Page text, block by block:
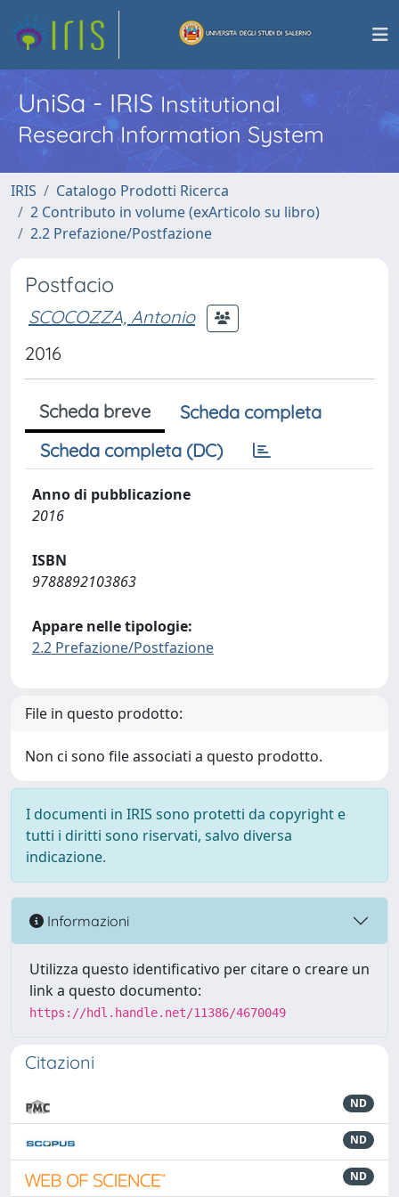
UniSa - IRISInstitutional
Research Information System
IRIS
Catalogo Prodotti Ricerca
2 Contributo in volume (exArticolo su libro)
2.2 Prefazione/Postfazione
Postfacio
SCOCOZZA, Antonio
2016
Scheda breve
Scheda completa
Scheda completa (DC)
Anno di pubblicazione
2016
ISBN
9788892103863
Appare nelle tipologie:
2.2 Prefazione/Postfazione
File in questo prodotto:
Non ci sono file associati a questo prodotto.
I documenti in IRIS sono protetti da copyright e
tutti i diritti sono riservati, salvo diversa
indicazione.
Informazioni
Utilizza questo identificativo per citare o creare un
link a questo documento:
https://hdl.handle.net/11386/4670049
Citazioni
ND
ND
ND